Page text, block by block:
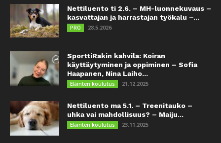
Nettiluento ti 2.6. – MH-luonnekuvaus –
kasvattajan ja harrastajan työkalu –...
PRO 28.5.2026
SporttiRakin kahvila: Koiran
käyttäytyminen ja oppiminen – Sofia
Haapanen, Nina Laiho...
Eläinten koulutus 21.12.2025
Nettiluento ma 5.1. – Treenitauko –
uhka vai mahdollisuus? – Maiju...
Eläinten koulutus 23.11.2025